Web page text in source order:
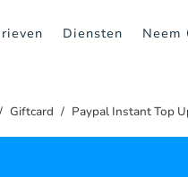
Diensten Neem
Giftcard Paypal Instant Top